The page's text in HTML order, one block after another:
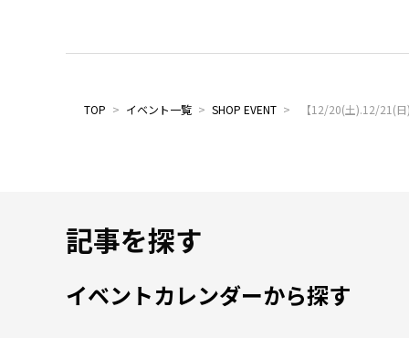
TOP > イベント一覧 > SHOP EVENT > 【12/20(土).12/21(
記事を探す
イベントカレンダーから探す